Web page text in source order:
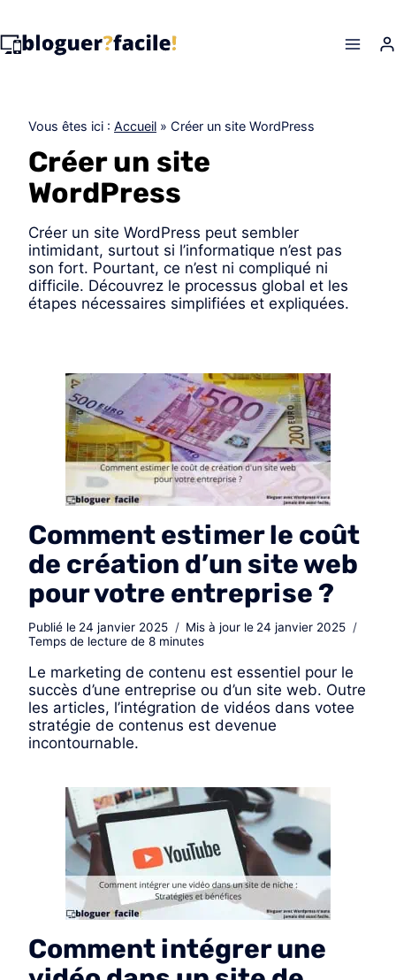
content
Vous êtes ici : Accueil » Créer un site WordPress
Créer un site
WordPress
Créer un site WordPress peut sembler
intimidant, surtout si l’informatique n’est pas
son fort. Pourtant, ce n’est ni compliqué ni
difficile. Découvrez le processus global et les
étapes nécessaires simplifiées et expliquées.
Comment estimer le coût
de création d’un site web
pour votre entreprise ?
Publié le 24 janvier 2025 Mis à jour le 24 janvier 2025
Temps de lecture de 8 minutes
Le marketing de contenu est essentiel pour le
succès d’une entreprise ou d’un site web. Outre
les articles, l’intégration de vidéos dans votee
stratégie de contenus est devenue
incontournable.
Comment intégrer une